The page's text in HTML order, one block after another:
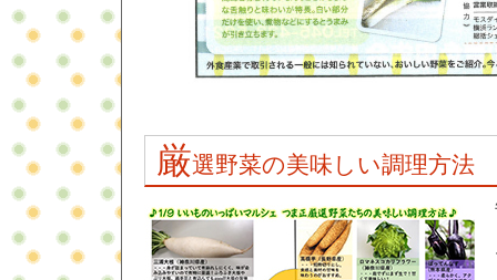
厳選野菜の美味しい調理方法